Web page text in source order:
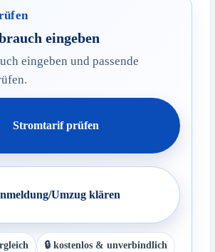
eingeben
eingeben und passende
Stromtarif prüfen
Umzug klären
🔒 kostenlos & unverbindlich